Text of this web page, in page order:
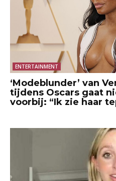
ENTERTAINMENT
‘Modeblunder’ van
tijdens Oscars gaat
voorbij: “Ik zie haar